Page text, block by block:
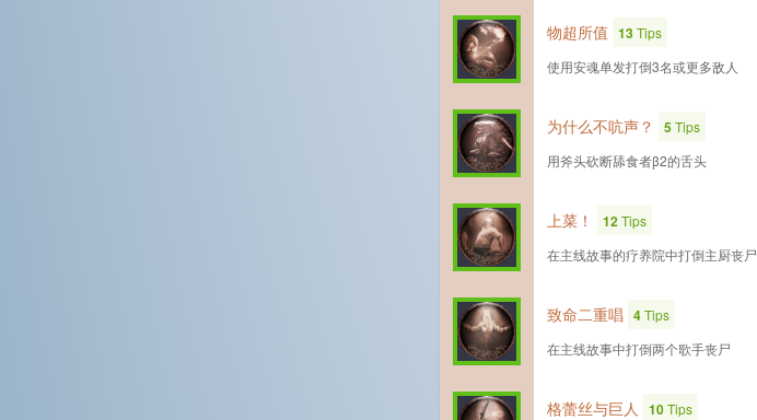
物超所值 13Tips
使用安魂单发打倒3名或更多敌人
为什么不吭声？ 5Tips
用斧头砍断舔食者β2的舌头
上菜！ 12Tips
在主线故事的疗养院中打倒主厨丧尸
致命二重唱 4Tips
在主线故事中打倒两个歌手丧尸
格蕾丝与巨人 10Tips